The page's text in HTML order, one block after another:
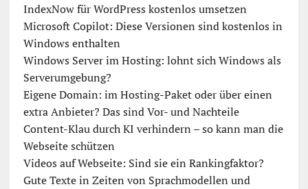
IndexNow für WordPress kostenlos umsetzen
Microsoft Copilot: Diese Versionen sind kostenlos in
Windows enthalten
Windows Server im Hosting: lohnt sich Windows als
Serverumgebung?
Eigene Domain: im Hosting-Paket oder über einen
extra Anbieter? Das sind Vor- und Nachteile
Content-Klau durch KI verhindern – so kann man die
Webseite schützen
Videos auf Webseite: Sind sie ein Rankingfaktor?
Gute Texte in Zeiten von Sprachmodellen und